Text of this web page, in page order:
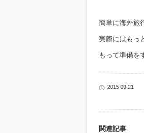
簡単に海外旅
実際にはもっ
もって準備を
2015 09.21
関連記事